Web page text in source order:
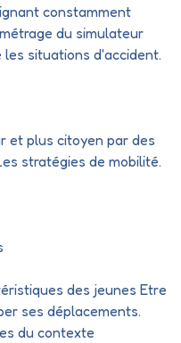
constamment
du simulateur
situations d'accident.
et plus citoyen par des
stratégies de mobilité.
des jeunes Etre
ses déplacements.
du contexte